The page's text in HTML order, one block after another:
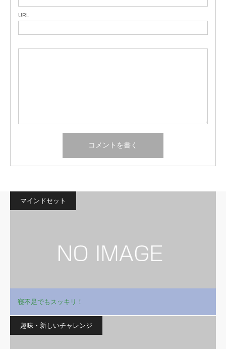
URL
マインドセット
寝不足でもスッキリ！
趣味・新しいチャレンジ